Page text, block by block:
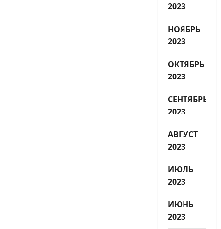
2023
НОЯБРЬ
2023
ОКТЯБРЬ
2023
СЕНТЯБРЬ
2023
АВГУСТ
2023
ИЮЛЬ
2023
ИЮНЬ
2023